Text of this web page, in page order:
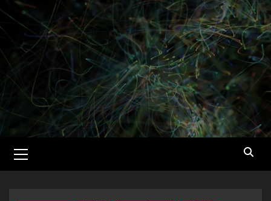
Skip
content
Menu